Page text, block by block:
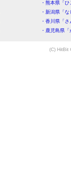
・熊本県「
・新潟県「
・香川県「
・鹿児島県
(C) HitBit